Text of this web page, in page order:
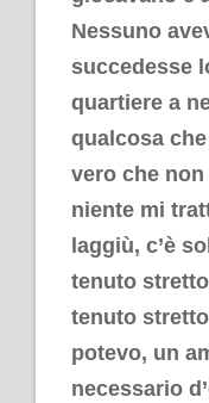
Nessuno
succedesse
quartiere a
qualcosa
vero che
niente mi
laggiù, c’è
tenuto
tenuto
potevo, un
necessario